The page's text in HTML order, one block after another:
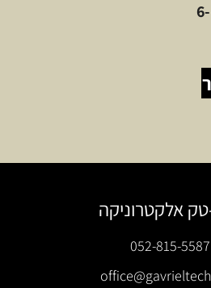
052425- מברג שטוח – 6-
אלקטרוניקה
052-815-5587